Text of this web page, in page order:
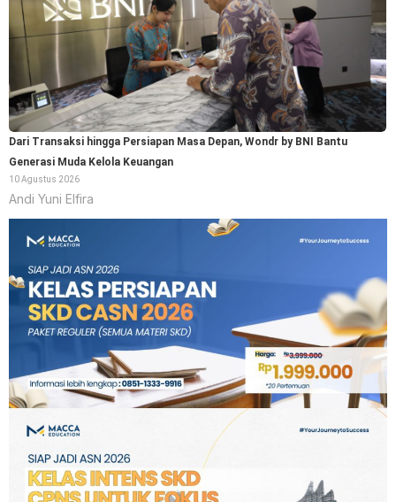
Dari Transaksi hingga Persiapan Masa Depan, Wondr by BNI Bantu
Generasi Muda Kelola Keuangan
10 Agustus 2026
Andi Yuni Elfira